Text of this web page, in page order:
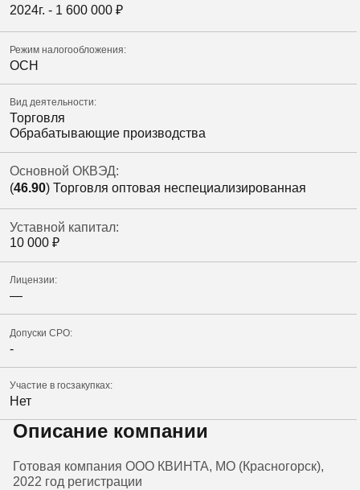
2024г. - 1 600 000 ₽
Режим налогообложения:
ОСН
Вид деятельности:
Торговля
Обрабатывающие производства
Основной ОКВЭД:
(46.90) Торговля оптовая неспециализированная
Уставной капитал:
10 000 ₽
Лицензии:
—
Допуски СРО:
-
Участие в госзакупках:
Нет
Описание компании
Готовая компания ООО КВИНТА, МО (Красногорск),
2022 год регистрации